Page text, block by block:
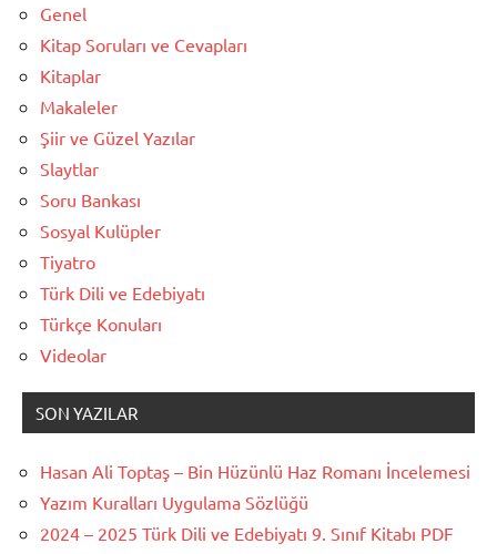
Genel
Kitap Soruları ve Cevapları
Kitaplar
Makaleler
Şiir ve Güzel Yazılar
Slaytlar
Soru Bankası
Sosyal Kulüpler
Tiyatro
Türk Dili ve Edebiyatı
Türkçe Konuları
Videolar
SON YAZILAR
Hasan Ali Toptaş – Bin Hüzünlü Haz Romanı İncelemesi
Yazım Kuralları Uygulama Sözlüğü
2024 – 2025 Türk Dili ve Edebiyatı 9. Sınıf Kitabı PDF